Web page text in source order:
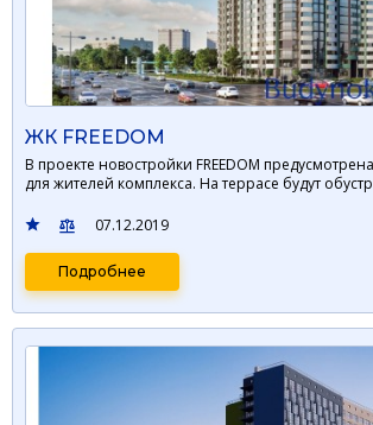
ЖК FREEDOM
В проекте новостройки FREEDOM
для жителей комплекса. На террасе будут
07.12.2019
Подробнее